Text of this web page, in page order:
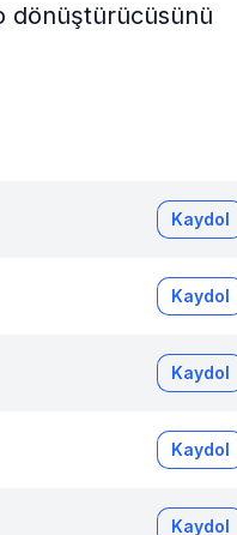
dönüştürücüsünü
Kaydol
Kaydol
Kaydol
Kaydol
Kaydol